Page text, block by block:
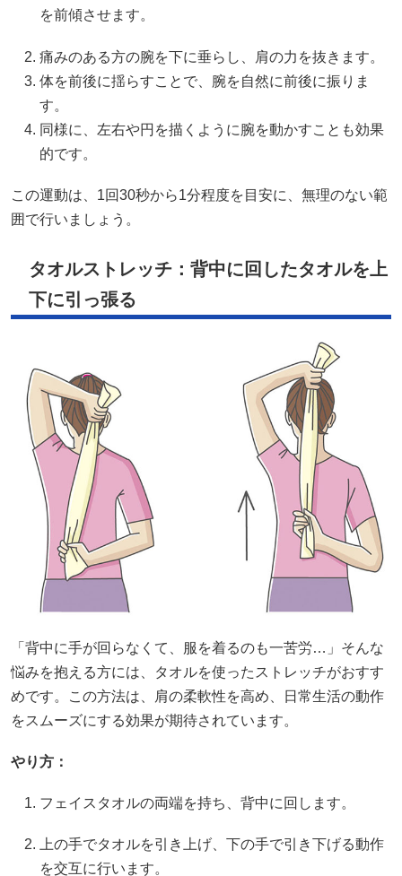
を前傾させます。
痛みのある方の腕を下に垂らし、肩の力を抜きます。
体を前後に揺らすことで、腕を自然に前後に振りま
す。
同様に、左右や円を描くように腕を動かすことも効果
的です。
この運動は、1回30秒から1分程度を目安に、無理のない範
囲で行いましょう。
タオルストレッチ：背中に回したタオルを上
下に引っ張る
「背中に手が回らなくて、服を着るのも一苦労…」そんな
悩みを抱える方には、タオルを使ったストレッチがおすす
めです。この方法は、肩の柔軟性を高め、日常生活の動作
をスムーズにする効果が期待されています。
やり方：
フェイスタオルの両端を持ち、背中に回します。
上の手でタオルを引き上げ、下の手で引き下げる動作
を交互に行います。